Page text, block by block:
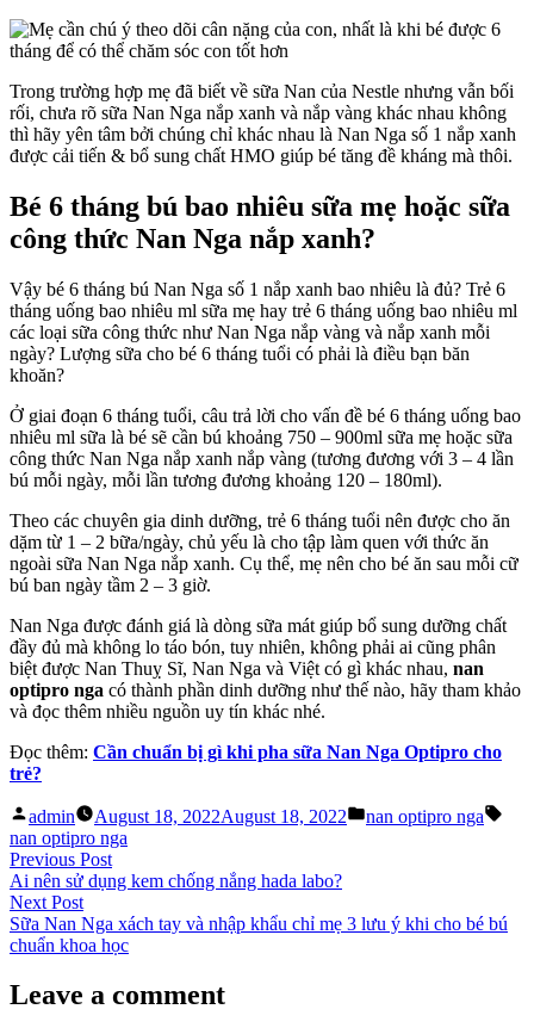
Trong trường hợp mẹ đã biết về sữa Nan của Nestle nhưng vẫn bối
rối, chưa rõ sữa Nan Nga nắp xanh và nắp vàng khác nhau không
thì hãy yên tâm bởi chúng chỉ khác nhau là Nan Nga số 1 nắp xanh
được cải tiến & bổ sung chất HMO giúp bé tăng đề kháng mà thôi.
Bé 6 tháng bú bao nhiêu sữa mẹ hoặc sữa
công thức Nan Nga nắp xanh?
Vậy bé 6 tháng bú Nan Nga số 1 nắp xanh bao nhiêu là đủ? Trẻ 6
tháng uống bao nhiêu ml sữa mẹ hay trẻ 6 tháng uống bao nhiêu ml
các loại sữa công thức như Nan Nga nắp vàng và nắp xanh mỗi
ngày? Lượng sữa cho bé 6 tháng tuổi có phải là điều bạn băn
khoăn?
Ở giai đoạn 6 tháng tuổi, câu trả lời cho vấn đề bé 6 tháng uống bao
nhiêu ml sữa là bé sẽ cần bú khoảng 750 – 900ml sữa mẹ hoặc sữa
công thức Nan Nga nắp xanh nắp vàng (tương đương với 3 – 4 lần
bú mỗi ngày, mỗi lần tương đương khoảng 120 – 180ml).
Theo các chuyên gia dinh dưỡng, trẻ 6 tháng tuổi nên được cho ăn
dặm từ 1 – 2 bữa/ngày, chủ yếu là cho tập làm quen với thức ăn
ngoài sữa Nan Nga nắp xanh. Cụ thể, mẹ nên cho bé ăn sau mỗi cữ
bú ban ngày tầm 2 – 3 giờ.
Nan Nga được đánh giá là dòng sữa mát giúp bổ sung dưỡng chất
đầy đủ mà không lo táo bón, tuy nhiên, không phải ai cũng phân
biệt được Nan Thuỵ Sĩ, Nan Nga và Việt có gì khác nhau, nan
optipro nga có thành phần dinh dưỡng như thế nào, hãy tham khảo
và đọc thêm nhiều nguồn uy tín khác nhé.
Đọc thêm: Cần chuẩn bị gì khi pha sữa Nan Nga Optipro cho
trẻ?
Posted
by
admin August 18, 2022August 18, 2022
Posted
nan optipro nga
nan optipro nga
Post
navigation
Previous PostPrevious
post:
Ai nên sử dụng kem chống nắng hada labo?
Next PostNext
post:
Sữa Nan Nga xách tay và nhập khẩu chỉ mẹ 3 lưu ý khi cho bé bú
chuẩn khoa học
Leave a comment